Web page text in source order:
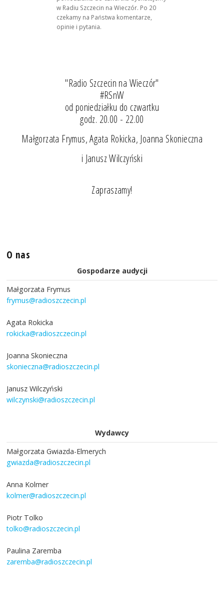
w Radiu Szczecin na Wieczór. Po 20
czekamy na Państwa komentarze,
opinie i pytania.
"Radio Szczecin na Wieczór"
#RSnW
od poniedziałku do czwartku
godz. 20.00 - 22.00
Małgorzata Frymus, Agata Rokicka, Joanna Skonieczna
i Janusz Wilczyński
Zapraszamy!
O nas
Gospodarze audycji
Małgorzata Frymus
frymus@radioszczecin.pl
Agata Rokicka
rokicka@radioszczecin.pl
Joanna Skonieczna
skonieczna@radioszczecin.pl
Janusz Wilczyński
wilczynski@radioszczecin.pl
Wydawcy
Małgorzata Gwiazda-Elmerych
gwiazda@radioszczecin.pl
Anna Kolmer
kolmer@radioszczecin.pl
Piotr Tolko
tolko@radioszczecin.pl
Paulina Zaremba
zaremba@radioszczecin.pl